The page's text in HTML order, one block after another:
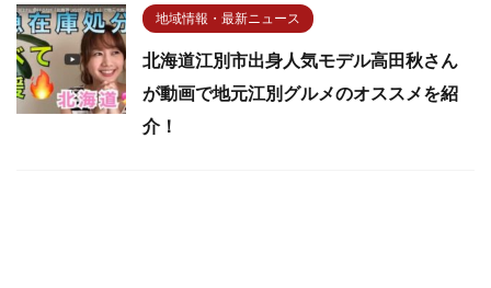
地域情報・最新ニュース
北海道江別市出身人気モデル高田秋さん
が動画で地元江別グルメのオススメを紹
介！